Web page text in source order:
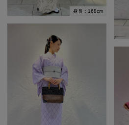
身長：168cm